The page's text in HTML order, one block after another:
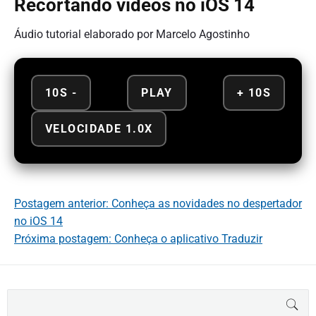
Recortando vídeos no iOS 14
Áudio tutorial elaborado por Marcelo Agostinho
10S - PLAY + 10S
VELOCIDADE 1.0X
Postagem anterior: Conheça as novidades no despertador
no iOS 14
Próxima postagem: Conheça o aplicativo Traduzir